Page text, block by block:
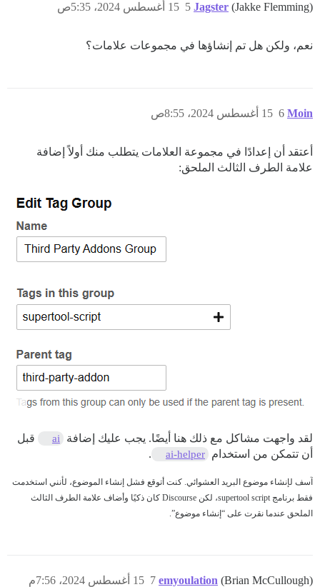
Jagster (Jakke Flemming) 15 أغسطس 2024، 5:35ص 5
نعم، ولكن هل تم إنشاؤها في مجموعات علامات؟
Moin 15 أغسطس 2024، 8:55ص 6
أعتقد أن إعدادًا في مجموعة العلامات يتطلب منك أولاً إضافة
علامة الطرف الثالث الملحق:
لقد واجهت مشاكل مع ذلك هنا أيضًا. يجب عليك إضافة ai
قبل
أن تتمكن من استخدام
ai-helper
.
آسف لإنشاء موضوع البريد العشوائي. كنت أتوقع فشل إنشاء الموضوع، لأنني استخدمت
فقط برنامج supertool script، لكن Discourse كان ذكيًا وأضاف علامة الطرف الثالث
الملحق عندما نقرت على “إنشاء موضوع”.
emyoulation (Brian McCullough) 15 أغسطس 2024، 7:56م 7